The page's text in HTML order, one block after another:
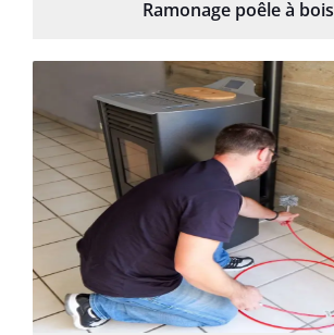
Ramonage poêle à bois